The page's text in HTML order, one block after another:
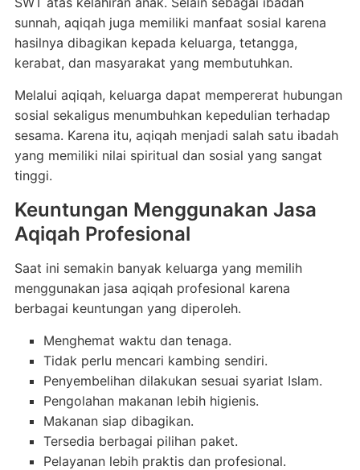
sunnah, aqiqah juga memiliki manfaat sosial karena
hasilnya dibagikan kepada keluarga, tetangga,
kerabat, dan masyarakat yang membutuhkan.
Melalui aqiqah, keluarga dapat mempererat hubungan
sosial sekaligus menumbuhkan kepedulian terhadap
sesama. Karena itu, aqiqah menjadi salah satu ibadah
yang memiliki nilai spiritual dan sosial yang sangat
tinggi.
Keuntungan Menggunakan Jasa
Aqiqah Profesional
Saat ini semakin banyak keluarga yang memilih
menggunakan jasa aqiqah profesional karena
berbagai keuntungan yang diperoleh.
Menghemat waktu dan tenaga.
Tidak perlu mencari kambing sendiri.
Penyembelihan dilakukan sesuai syariat Islam.
Pengolahan makanan lebih higienis.
Makanan siap dibagikan.
Tersedia berbagai pilihan paket.
Pelayanan lebih praktis dan profesional.